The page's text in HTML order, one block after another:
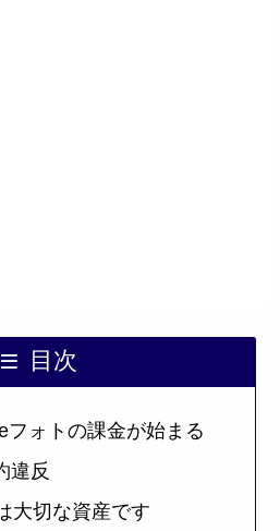
目次
フォトの課金が始まる
違反
大切な資産です